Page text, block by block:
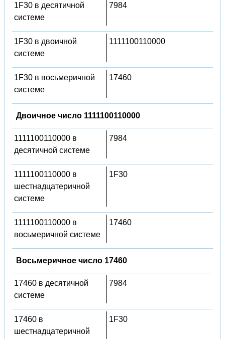
1F30 в десятичной
системе
7984
1F30 в двоичной
системе
1111100110000
1F30 в восьмеричной
системе
17460
Двоичное число 1111100110000
1111100110000 в
десятичной системе
7984
1111100110000 в
шестнадцатеричной
системе
1F30
1111100110000 в
восьмеричной системе
17460
Восьмеричное число 17460
17460 в десятичной
системе
7984
17460 в
шестнадцатеричной
1F30